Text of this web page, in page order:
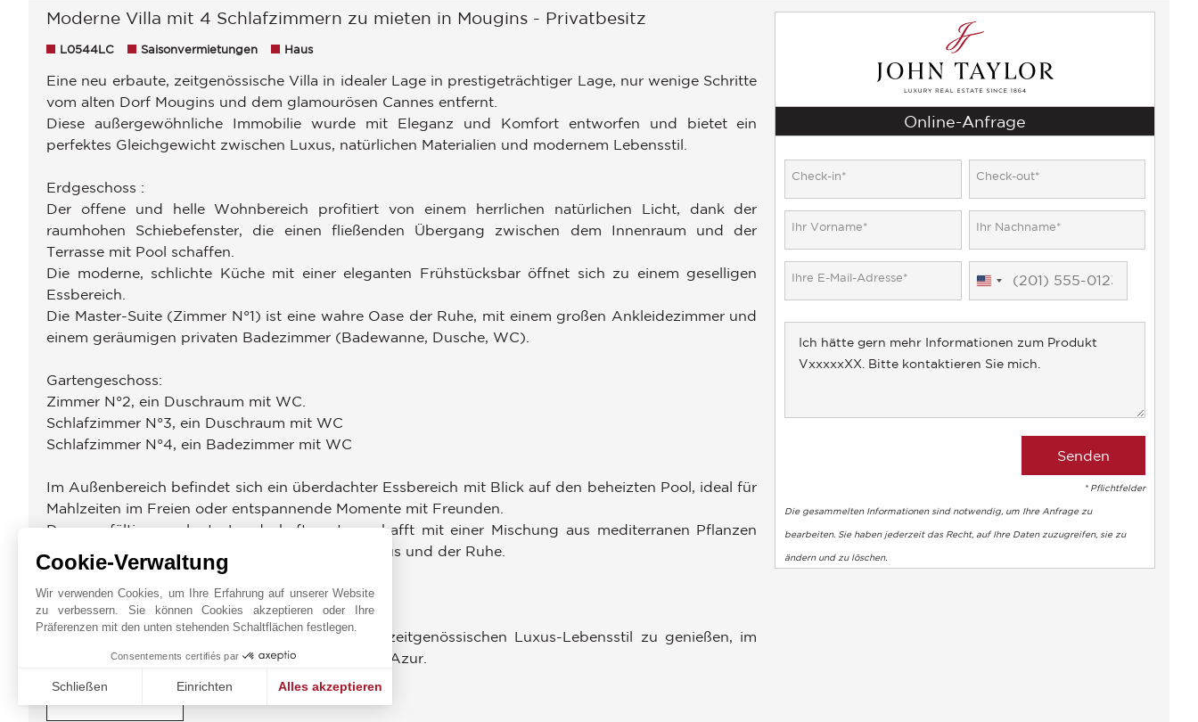
Moderne Villa mit 4 Schlafzimmern zu mieten in Mougins - Privatbesitz
L0544LC Saisonvermietungen Haus
Eine neu erbaute, zeitgenössische Villa in idealer Lage in prestigeträchtiger Lage, nur wenige Schritte
vom alten Dorf Mougins und dem glamourösen Cannes entfernt.
Diese außergewöhnliche Immobilie wurde mit Eleganz und Komfort entworfen und bietet ein
perfektes Gleichgewicht zwischen Luxus, natürlichen Materialien und modernem Lebensstil.
Erdgeschoss :
Der offene und helle Wohnbereich profitiert von einem herrlichen natürlichen Licht, dank der
raumhohen Schiebefenster, die einen fließenden Übergang zwischen dem Innenraum und der
Terrasse mit Pool schaffen.
Die moderne, schlichte Küche mit einer eleganten Frühstücksbar öffnet sich zu einem geselligen
Essbereich.
Die Master-Suite (Zimmer N°1) ist eine wahre Oase der Ruhe, mit einem großen Ankleidezimmer und
einem geräumigen privaten Badezimmer (Badewanne, Dusche, WC).
Gartengeschoss:
Zimmer N°2, ein Duschraum mit WC.
Schlafzimmer N°3, ein Duschraum mit WC
Schlafzimmer N°4, ein Badezimmer mit WC
Im Außenbereich befindet sich ein überdachter Essbereich mit Blick auf den beheizten Pool, ideal für
Mahlzeiten im Freien oder entspannende Momente mit Freunden.
Der sorgfältig angelegte Landschaftsgarten schafft mit einer Mischung aus mediterranen Pflanzen
und elegantem Design eine wahre Oase des Luxus und der Ruhe.
Klimaanlage. Alarmanlage. Glasfaser.
Diese Villa stellt eine seltene Gelegenheit dar, zeitgenössischen Luxus-Lebensstil zu genießen, im
Herzen einer der begehrtesten Lagen der Côte d'Azur.
Online-Anfrage
United
* Pflichtfelder
Die gesammelten Informationen sind notwendig, um Ihre Anfrage zu
bearbeiten. Sie haben jederzeit das Recht, auf Ihre Daten zuzugreifen, sie zu
ändern und zu löschen.
Cookie-Verwaltung
Wir verwenden Cookies, um Ihre Erfahrung auf unserer Website
zu verbessern. Sie können Cookies akzeptieren oder Ihre
Präferenzen mit den unten stehenden Schaltflächen festlegen.
Consentements certifiés par
Schließen Einrichten Alles akzeptieren
Axeptio consent